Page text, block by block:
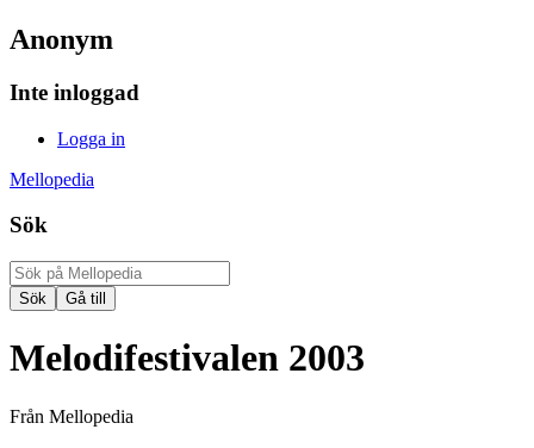
Anonym
Inte inloggad
Logga in
Mellopedia
Sök
Melodifestivalen 2003
Från Mellopedia